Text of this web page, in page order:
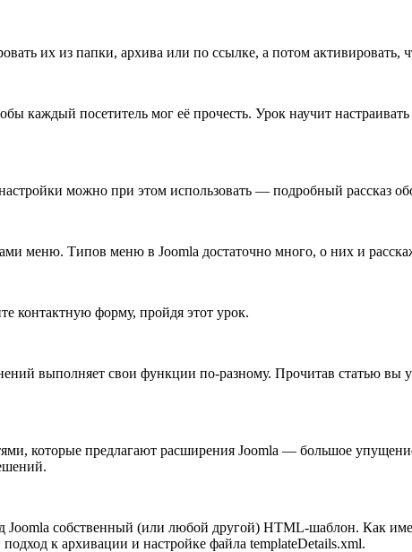
их из папки, архива или по ссылке, а потом активировать,
каждый посетитель мог её прочесть. Урок научит
можно при этом использовать — подробный рассказ
меню. Типов меню в Joomla достаточно много, о них и
контактную форму, пройдя этот урок.
выполняет свои функции по-разному. Прочитав статью вы
которые предлагают расширения Joomla — большое
Joomla собственный (или любой другой) HTML-шаблон. Как
к архивации и настройке файла templateDetails.xml.